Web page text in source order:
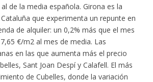
de la media española. Girona es la
que experimenta un repunte en
de alquiler: un 0,2% más que el mes
€/m2 al mes de media. Las
en las que aumenta más el precio
Sant Joan Despí y Calafell. El más
de Cubelles, donde la variación